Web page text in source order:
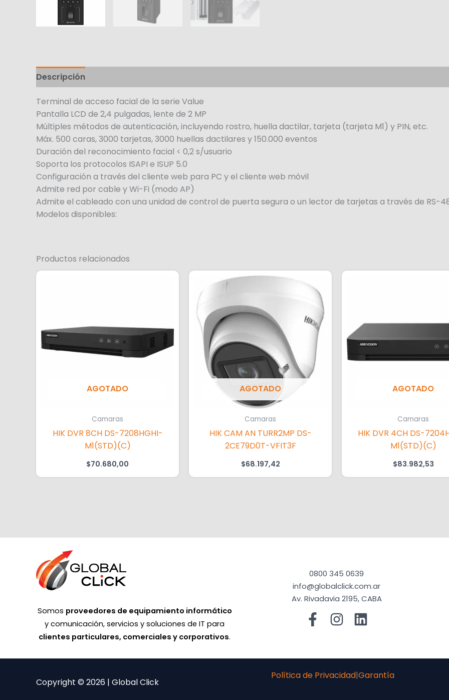
Descripción
Terminal de acceso facial de la serie Value
Pantalla LCD de 2,4 pulgadas, lente de 2 MP
Múltiples métodos de autenticación, incluyendo rostro, huella dactilar, tarjeta (tarjeta M1) y PIN, etc.
Máx. 500 caras, 3000 tarjetas, 3000 huellas dactilares y 150.000 eventos
Duración del reconocimiento facial < 0,2 s/usuario
Soporta los protocolos ISAPI e ISUP 5.0
Configuración a través del cliente web para PC y el cliente web móvil
Admite red por cable y Wi-Fi (modo AP)
Admite el cableado con una unidad de control de puerta segura o un lector de tarjetas a través de RS-
Modelos disponibles:
Productos relacionados
AGOTADO
Camaras
HIK DVR 8CH DS-7208HGHI-
M1(STD)(C)
$70.680,00
AGOTADO
Camaras
HIK CAM AN TURR2MP DS-
2CE79D0T-VFIT3F
$68.197,42
AGOTADO
Camaras
HIK DVR 4CH DS-
M1(STD)(C)
$83.982,53
Somos proveedores de equipamiento informático
y comunicación, servicios y soluciones de IT para
clientes particulares, comerciales y corporativos.
0800 345 0639
info@globalclick.com.ar
Av. Rivadavia 2195, CABA
Copyright © 2026 | Global Click
Política de Privacidad|Garantía